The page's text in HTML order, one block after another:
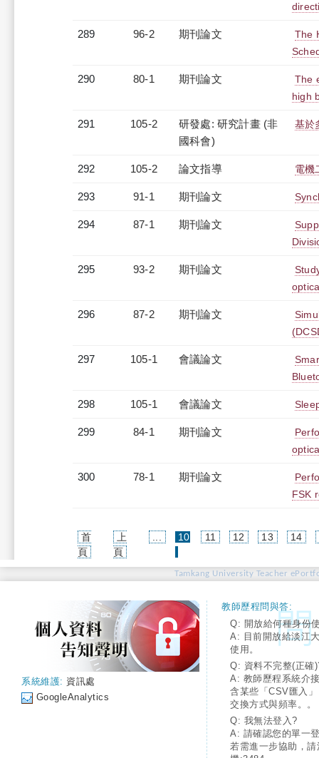
289 96-2 期刊論文
The
290 80-1 期刊論文
The
high
291 105-2
研發處: 研究計畫 (非
國科會)
基於
292 105-2 論文指導 電機
293 91-1 期刊論文
294 87-1 期刊論文
295 93-2 期刊論文
296 87-2 期刊論文
297 105-1 會議論文
298 105-1 會議論文
299 84-1 期刊論文
300 78-1 期刊論文
FSK
首
頁
上
頁
10
11 12 13 14
Tamkang University Teacher
系統維護: 資訊處
GoogleAnalytics
教師歷程問與答:
Q: 開放給何種身份
A: 目前開放給淡江
使用。
Q: 資料不完整(正確
A: 教師歷程系統介
含某些「CSV匯入
交換方式與頻率。。
Q: 我無法登入?
A: 請確認您的單一
若需進一步協助，